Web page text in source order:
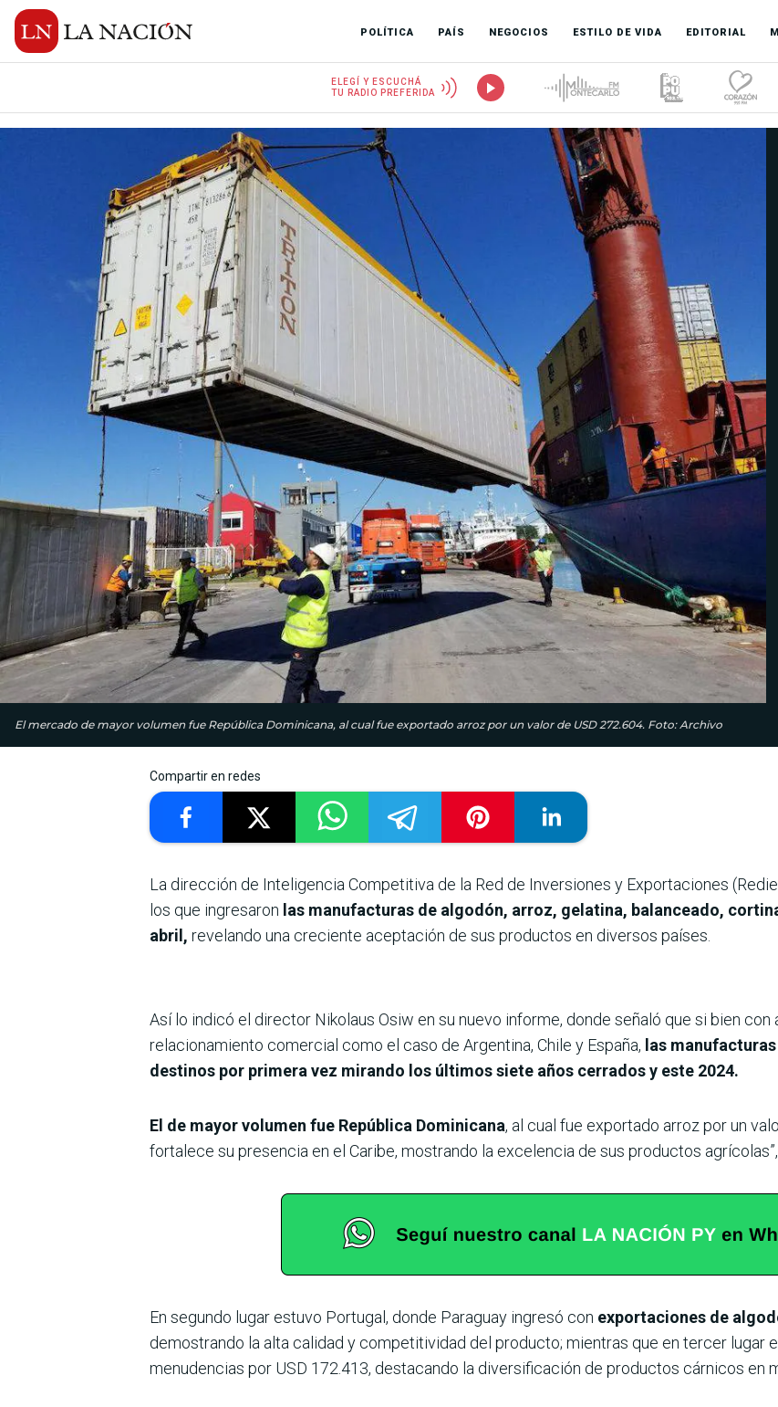
POLÍTICA PAÍS NEGOCIOS ESTILO DE VIDA EDITORIAL
ELEGÍ Y ESCUCHÁ
TU RADIO PREFERIDA
El mercado de mayor volumen fue República Dominicana, al cual fue exportado arroz por un valor de USD 272.604. Foto: Archivo
Compartir en redes
La dirección de Inteligencia Competitiva de la Red de Inversiones y Exportaciones
los que ingresaron las manufacturas de algodón, arroz, gelatina, balanceado,
abril, revelando una creciente aceptación de sus productos en diversos países.
Así lo indicó el director Nikolaus Osiw en su nuevo informe, donde señaló que si bien con
relacionamiento comercial como el caso de Argentina, Chile y España, las
destinos por primera vez mirando los últimos siete años cerrados y este 2024.
El de mayor volumen fue República Dominicana, al cual fue exportado arroz por un
fortalece su presencia en el Caribe, mostrando la excelencia de sus productos
En segundo lugar estuvo Portugal, donde Paraguay ingresó con exportaciones de
demostrando la alta calidad y competitividad del producto; mientras que en tercer lugar
menudencias por USD 172.413, destacando la diversificación de productos cárnicos en